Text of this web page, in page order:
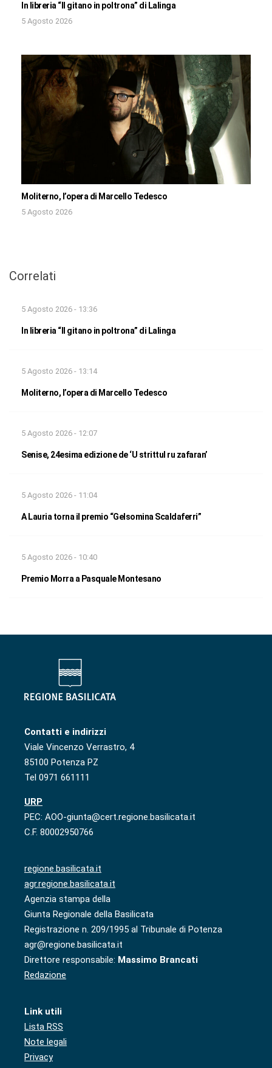
In libreria “Il gitano in poltrona” di Lalinga
5 Agosto 2026
Moliterno, l’opera di Marcello Tedesco
5 Agosto 2026
Correlati
5 Agosto 2026 - 13:36
In libreria “Il gitano in poltrona” di Lalinga
5 Agosto 2026 - 13:14
Moliterno, l’opera di Marcello Tedesco
5 Agosto 2026 - 12:07
Senise, 24esima edizione de ‘U strittul ru zafaran’
5 Agosto 2026 - 11:04
A Lauria torna il premio “Gelsomina Scaldaferri”
5 Agosto 2026 - 10:40
Premio Morra a Pasquale Montesano
Contatti e indirizzi
Viale Vincenzo Verrastro, 4
85100 Potenza PZ
Tel 0971 661111
URP
PEC: AOO-giunta@cert.regione.basilicata.it
C.F. 80002950766
regione.basilicata.it
agr.regione.basilicata.it
Agenzia stampa della
Giunta Regionale della Basilicata
Registrazione n. 209/1995 al Tribunale di Potenza
agr@regione.basilicata.it
Direttore responsabile: Massimo Brancati
Redazione
Link utili
Lista RSS
Note legali
Privacy